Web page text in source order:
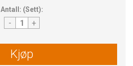
Antall: (Sett):
- +
Kjøp